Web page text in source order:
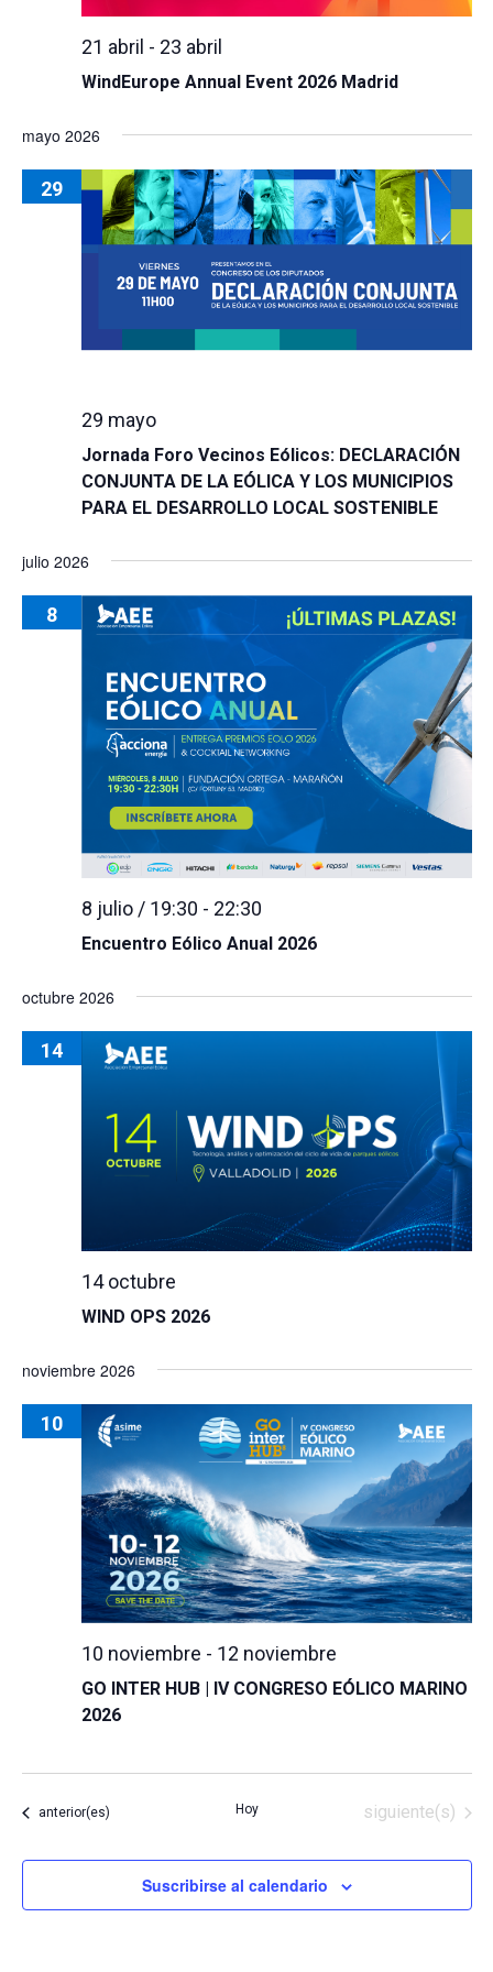
WindEurope Annual Event 2026 Madrid
21 abril - 23 abril
mayo 2026
29
Jornada Foro Vecinos Eólicos: DECLARACIÓN
CONJUNTA DE LA EÓLICA Y LOS MUNICIPIOS
PARA EL DESARROLLO LOCAL SOSTENIBLE
29 mayo
julio 2026
8
Encuentro Eólico Anual 2026
8 julio / 19:30 - 22:30
octubre 2026
14
WIND OPS 2026
14 octubre
noviembre 2026
10
GO INTER HUB | IV CONGRESO EÓLICO MARINO
2026
10 noviembre - 12 noviembre
Eventos
anterior(es) Hoy Eventos
siguiente(s)
Suscribirse al calendario